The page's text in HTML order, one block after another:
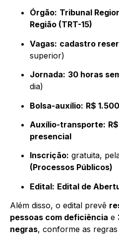
Órgão: Tribunal
Região (TRT-15)
Vagas: cadastro
superior)
Jornada: 30 horas
dia)
Bolsa-auxílio: R$
Auxílio-transporte:
presencial
Inscrição: gratuita,
(Processos Públicos)
Edital: Edital de
Além disso, o edital prevê
pessoas com deficiência e
negras, conforme as